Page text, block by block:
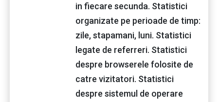
in fiecare secunda. Statistici
organizate pe perioade de timp:
zile, stapamani, luni. Statistici
legate de referreri. Statistici
despre browserele folosite de
catre vizitatori. Statistici
despre sistemul de operare